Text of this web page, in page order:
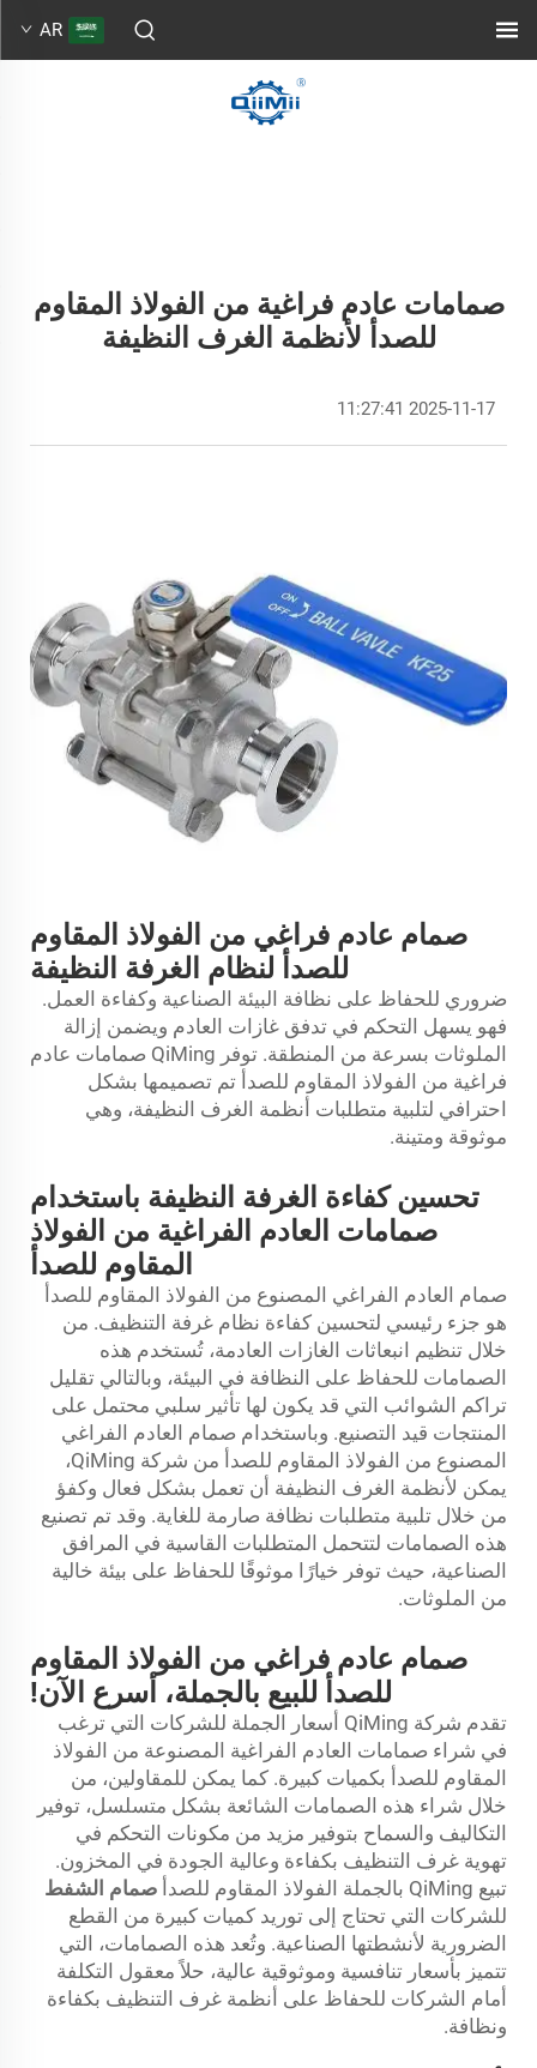
AR
صمامات عادم فراغية من الفولاذ المقاوم
للصدأ لأنظمة الغرف النظيفة
2025-11-17 11:27:41
صمام عادم فراغي من الفولاذ المقاوم
للصدأ لنظام الغرفة النظيفة
ضروري للحفاظ على نظافة البيئة الصناعية وكفاءة العمل.
فهو يسهل التحكم في تدفق غازات العادم ويضمن إزالة
الملوثات بسرعة من المنطقة. توفر QiMing صمامات عادم
فراغية من الفولاذ المقاوم للصدأ تم تصميمها بشكل
احترافي لتلبية متطلبات أنظمة الغرف النظيفة، وهي
موثوقة ومتينة.
تحسين كفاءة الغرفة النظيفة باستخدام
صمامات العادم الفراغية من الفولاذ
المقاوم للصدأ
صمام العادم الفراغي المصنوع من الفولاذ المقاوم للصدأ
هو جزء رئيسي لتحسين كفاءة نظام غرفة التنظيف. من
خلال تنظيم انبعاثات الغازات العادمة، تُستخدم هذه
الصمامات للحفاظ على النظافة في البيئة، وبالتالي تقليل
تراكم الشوائب التي قد يكون لها تأثير سلبي محتمل على
المنتجات قيد التصنيع. وباستخدام صمام العادم الفراغي
المصنوع من الفولاذ المقاوم للصدأ من شركة QiMing،
يمكن لأنظمة الغرف النظيفة أن تعمل بشكل فعال وكفؤ
من خلال تلبية متطلبات نظافة صارمة للغاية. وقد تم تصنيع
هذه الصمامات لتتحمل المتطلبات القاسية في المرافق
الصناعية، حيث توفر خيارًا موثوقًا للحفاظ على بيئة خالية
من الملوثات.
صمام عادم فراغي من الفولاذ المقاوم
للصدأ للبيع بالجملة، أسرع الآن!
تقدم شركة QiMing أسعار الجملة للشركات التي ترغب
في شراء صمامات العادم الفراغية المصنوعة من الفولاذ
المقاوم للصدأ بكميات كبيرة. كما يمكن للمقاولين، من
خلال شراء هذه الصمامات الشائعة بشكل متسلسل، توفير
التكاليف والسماح بتوفير مزيد من مكونات التحكم في
تهوية غرف التنظيف بكفاءة وعالية الجودة في المخزون.
تبيع QiMing بالجملة الفولاذ المقاوم للصدأ
صمام الشفط
للشركات التي تحتاج إلى توريد كميات كبيرة من القطع
الضرورية لأنشطتها الصناعية. وتُعد هذه الصمامات، التي
تتميز بأسعار تنافسية وموثوقية عالية، حلاً معقول التكلفة
أمام الشركات للحفاظ على أنظمة غرف التنظيف بكفاءة
ونظافة.